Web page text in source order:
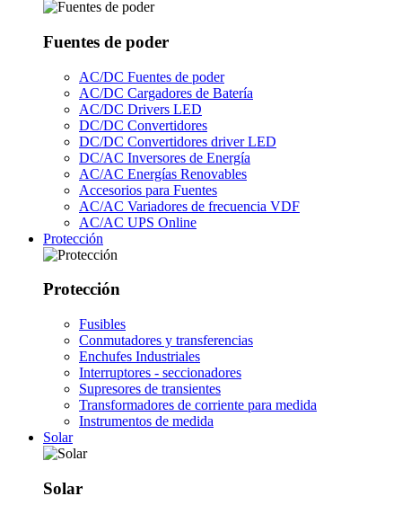
Fuentes de poder
AC/DC Fuentes de poder
AC/DC Cargadores de Batería
AC/DC Drivers LED
DC/DC Convertidores
DC/DC Convertidores driver LED
DC/AC Inversores de Energía
AC/AC Energías Renovables
Accesorios para Fuentes
AC/AC Variadores de frecuencia VDF
AC/AC UPS Online
Protección
Protección
Fusibles
Conmutadores y transferencias
Enchufes Industriales
Interruptores - seccionadores
Supresores de transientes
Transformadores de corriente para medida
Instrumentos de medida
Solar
Solar